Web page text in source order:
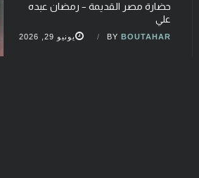
حضارة مصر القديمة – رمضان عبده
علي
BY BOUTAHAR يونيو 29, 2026